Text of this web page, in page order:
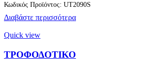
Διαβάστε περισσότερα
Κωδικός Προϊόντος: UT2090S
Quick view
ΤΡΟΦΟΔΟΤΙΚΟ